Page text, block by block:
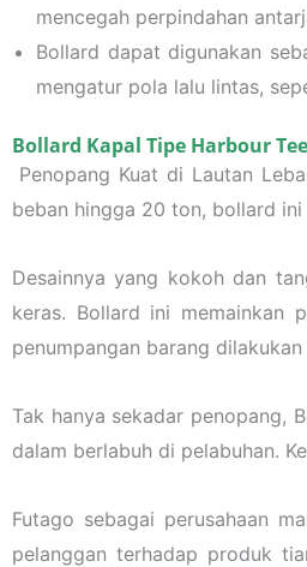
mencegah perpindahan
Bollard dapat digunakan
mengatur pola lalu lintas,
Bollard Kapal Tipe Harbour
Penopang Kuat di Lautan
beban hingga 20 ton, bollard
Desainnya yang kokoh dan
keras. Bollard ini memainkan
penumpangan barang
Tak hanya sekadar penopang,
dalam berlabuh di pelabuhan.
Futago sebagai perusahaan
pelanggan terhadap produk